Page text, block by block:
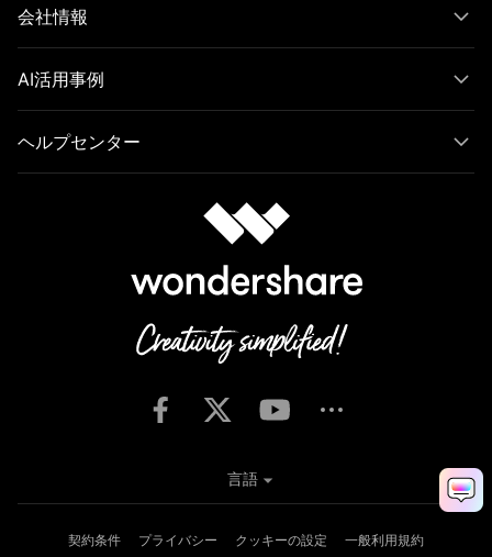
会社情報
AI活用事例
ヘルプセンター
契約条件 プライバシー クッキーの設定 一般利用規約
言語